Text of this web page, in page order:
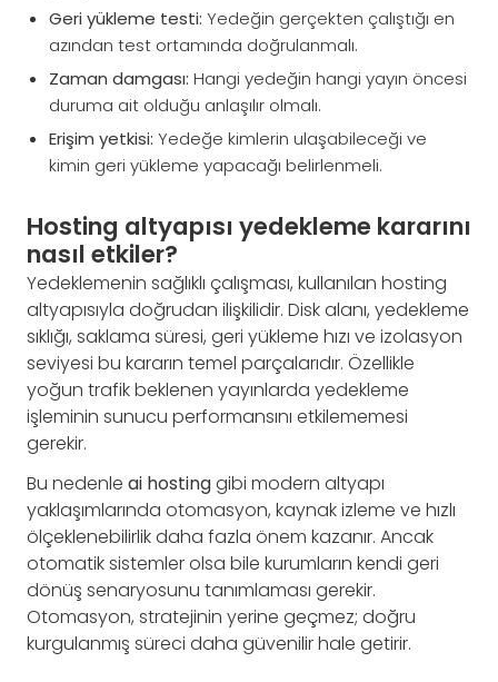
Geri yükleme testi: Yedeğin gerçekten çalıştığı en
azından test ortamında doğrulanmalı.
Zaman damgası: Hangi yedeğin hangi yayın öncesi
duruma ait olduğu anlaşılır olmalı.
Erişim yetkisi: Yedeğe kimlerin ulaşabileceği ve
kimin geri yükleme yapacağı belirlenmeli.
Hosting altyapısı yedekleme kararını
nasıl etkiler?
Yedeklemenin sağlıklı çalışması, kullanılan hosting
altyapısıyla doğrudan ilişkilidir. Disk alanı, yedekleme
sıklığı, saklama süresi, geri yükleme hızı ve izolasyon
seviyesi bu kararın temel parçalarıdır. Özellikle
yoğun trafik beklenen yayınlarda yedekleme
işleminin sunucu performansını etkilememesi
gerekir.
Bu nedenle ai hostinggibi modern altyapı
yaklaşımlarında otomasyon, kaynak izleme ve hızlı
ölçeklenebilirlik daha fazla önem kazanır. Ancak
otomatik sistemler olsa bile kurumların kendi geri
dönüş senaryosunu tanımlaması gerekir.
Otomasyon, stratejinin yerine geçmez; doğru
kurgulanmış süreci daha güvenilir hale getirir.